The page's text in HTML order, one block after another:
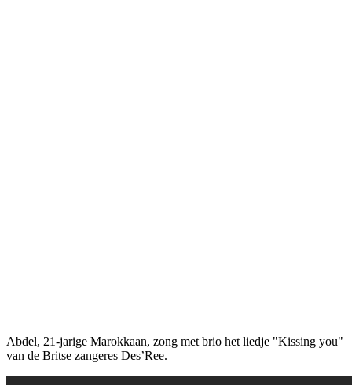
Abdel, 21-jarige Marokkaan, zong met brio het liedje "Kissing you"
van de Britse zangeres Des’Ree.